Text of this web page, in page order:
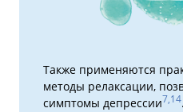
Также применяются
методы релаксации,
симптомы депрессии7,14.